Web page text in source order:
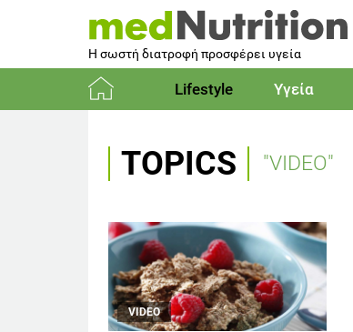
Η σωστή διατροφή προσφέρει υγεία
Lifestyle Υγεία
TOPICS "VIDEO"
VIDEO